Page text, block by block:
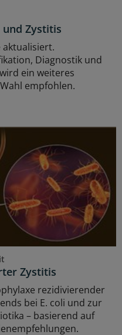
und Zystitis
aktualisiert.
Diagnostik und
ein weiteres
empfohlen.
Zystitis
rezidivierender
bei E. coli und zur
– basierend auf